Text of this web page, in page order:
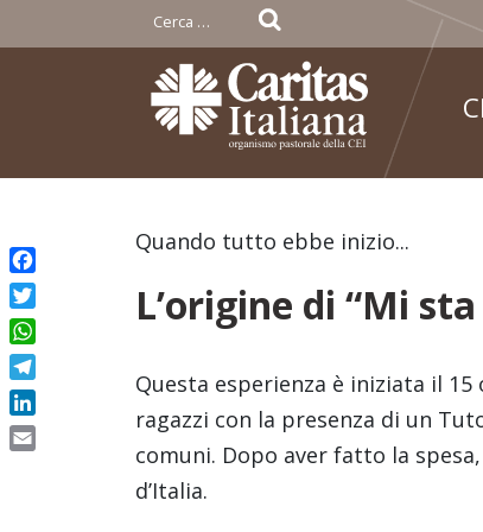
Skip
to
content
Ricerca
per:
Quando tutto ebbe inizio...
L’origine di “Mi
Questa esperienza è iniziata il
ragazzi con la presenza di un
comuni. Dopo aver fatto la
d’Italia.
Facebook
Twitter
WhatsApp
Telegram
LinkedIn